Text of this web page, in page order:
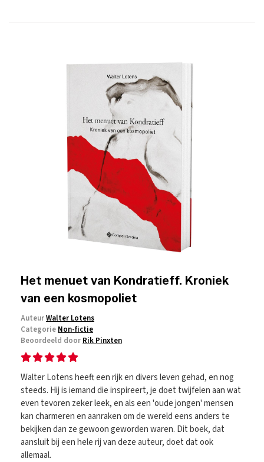
Het menuet van Kondratieff. Kroniek
van een kosmopoliet
AuteurWalter Lotens
Categorie Non-fictie
Beoordeeld door Rik Pinxten
Walter Lotens heeft een rijk en divers leven gehad, en nog
steeds. Hij is iemand die inspireert, je doet twijfelen aan wat
even tevoren zeker leek, en als een 'oude jongen' mensen
kan charmeren en aanraken om de wereld eens anders te
bekijken dan ze gewoon geworden waren. Dit boek, dat
aansluit bij een hele rij van deze auteur, doet dat ook
allemaal.